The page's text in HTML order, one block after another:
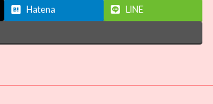
Hatena LINE